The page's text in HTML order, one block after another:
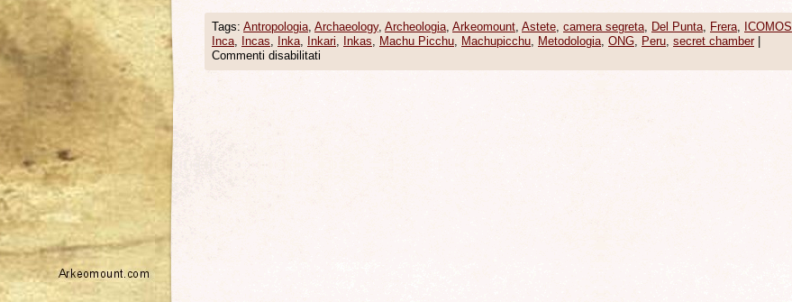
Tags: Antropologia, Archaeology, Archeologia, Arkeomount, Astete, camera segreta, Del Punta, Frera, ICOMOS
Inca, Incas, Inka, Inkari, Inkas, Machu Picchu, Machupicchu, Metodologia, ONG, Peru, secret chamber
Commenti disabilitati